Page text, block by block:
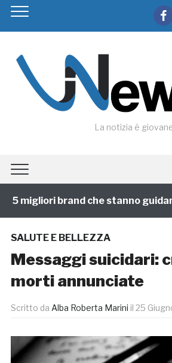
La notizia è
migliori brand che stanno
SALUTE E BELLEZZA
Messaggi suicidari:
morti annunciate
Scritto da Alba Roberta Marini il 25